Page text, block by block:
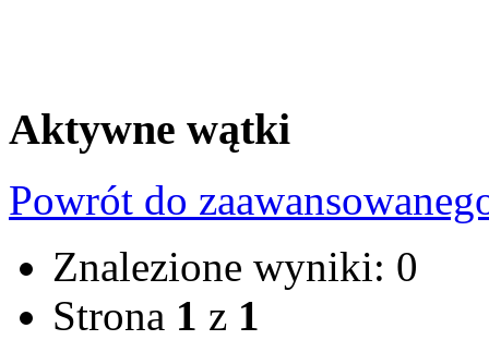
Aktywne wątki
Powrót do
Znalezione wyniki: 0
Strona 1 z 1